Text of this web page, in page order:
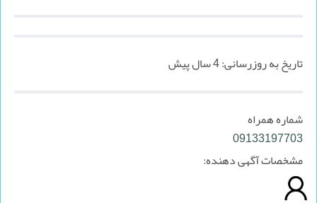
تاریخ به روزرسانی:4 سال پیش
شماره همراه
09133197703
مشخصات آگهی دهنده: